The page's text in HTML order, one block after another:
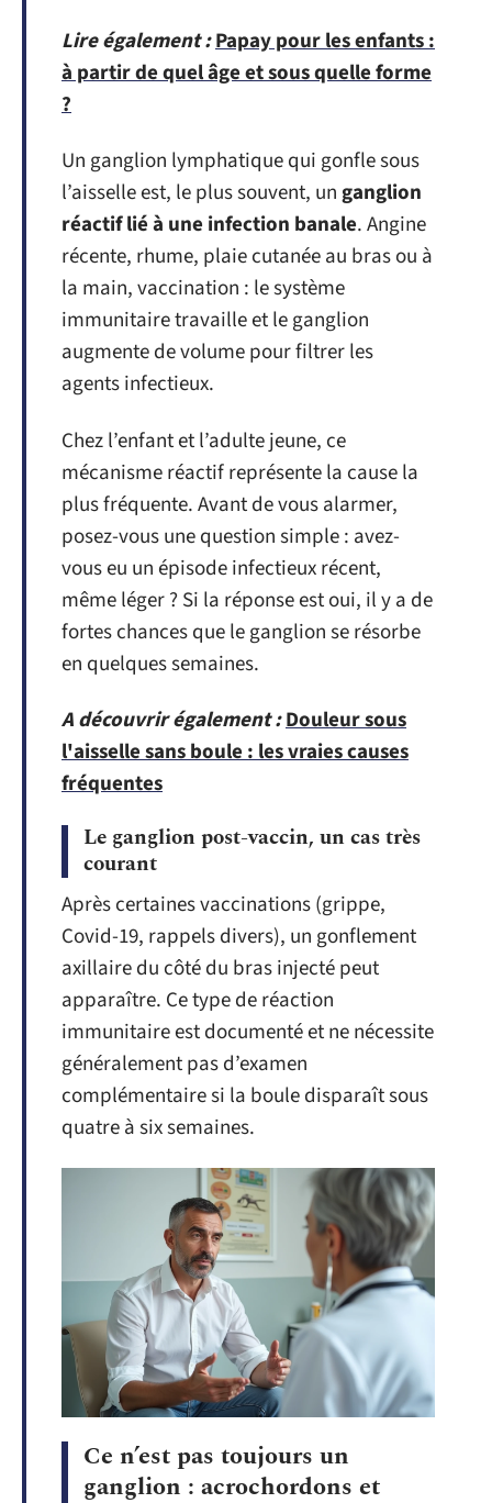
Lire également :Papay pour les enfants :
à partir de quel âge et sous quelle forme
?
Un ganglion lymphatique qui gonfle sous
l’aisselle est, le plus souvent, unganglion
réactif lié à une infection banale. Angine
récente, rhume, plaie cutanée au bras ou à
la main, vaccination : le système
immunitaire travaille et le ganglion
augmente de volume pour filtrer les
agents infectieux.
Chez l’enfant et l’adulte jeune, ce
mécanisme réactif représente la cause la
plus fréquente. Avant de vous alarmer,
posez-vous une question simple : avez-
vous eu un épisode infectieux récent,
même léger ? Si la réponse est oui, il y a de
fortes chances que le ganglion se résorbe
en quelques semaines.
A découvrir également :Douleur sous
l'aisselle sans boule : les vraies causes
fréquentes
Le ganglion post-vaccin, un cas très
courant
Après certaines vaccinations (grippe,
Covid-19, rappels divers), un gonflement
axillaire du côté du bras injecté peut
apparaître. Ce type de réaction
immunitaire est documenté et ne nécessite
généralement pas d’examen
complémentaire si la boule disparaît sous
quatre à six semaines.
Ce n’est pas toujours un
ganglion : acrochordons et